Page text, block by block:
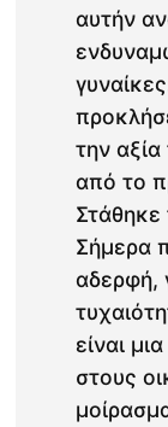
αυτήν
την
από το
Στάθηκε
Σήμερα
αδερφή,
είναι
στους